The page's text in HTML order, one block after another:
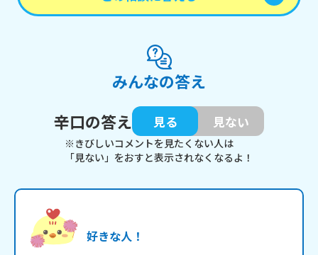
みんなの答え
辛口の答え
見る 見ない
※きびしいコメントを見たくない人は
「見ない」をおすと表示されなくなるよ！
好きな人！